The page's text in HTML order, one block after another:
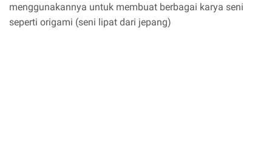
menggunakannya untuk membuat berbagai karya seni
seperti origami (seni lipat dari jepang)